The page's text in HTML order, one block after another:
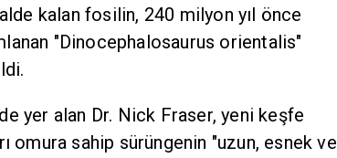
kalan fosilin, 240 milyon yıl önce
"Dinocephalosaurus orientalis"
yer alan Dr. Nick Fraser, yeni keşfe
omura sahip sürüngenin "uzun, esnek ve